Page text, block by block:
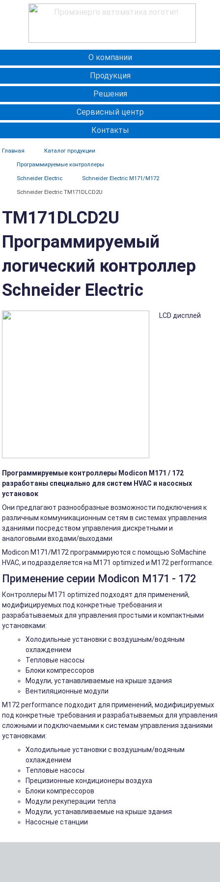
О компании
Продукция
Решения
Сервисный центр
Контакты
Главная Каталог продукции
Программируемые контроллеры
Schneider Electric Schneider Electric M171/M172
Schneider Electric TM171DLCD2U
TM171DLCD2U
Программируемый
логический контроллер
Schneider Electric
LCD дисплей
Программируемые контроллеры Modicon M171 / 172
разработаны специально для систем HVAC и насосных
установок
Они предлагают разнообразные возможности подключения к
различным коммуникационным сетям в системах управления
зданиями посредством управления дискретными и
аналоговыми входами/выходами
Modicon M171/M172 программируются с помощью SoMachine
HVAC, и подразделяется на M171 optimized и M172 performance.
Применение серии Modicon M171 - 172
Контроллеры M171 optimized подходят для применений,
модифицируемых под конкретные требования и
разрабатываемых для управления простыми и компактными
установками:
Холодильные установки с воздушным/водяным
охлаждением
Тепловые насосы
Блоки компрессоров
Модули, устанавливаемые на крыше здания
Вентиляционные модули
M172 performance подходит для применений, модифицируемых
под конкретные требования и разрабатываемых для управления
сложными и подключаемыми к системам управления зданиями
установками:
Холодильные установки с воздушным/водяным
охлаждением
Тепловые насосы
Прецизионные кондиционеры воздуха
Блоки компрессоров
Модули рекуперации тепла
Модули, устанавливаемые на крыше здания
Насосные станции